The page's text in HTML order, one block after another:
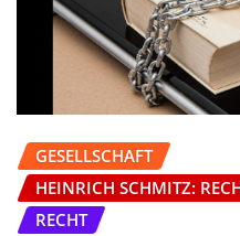
GESELLSCHAFT
HEINRICH SCHMITZ:
RECHT